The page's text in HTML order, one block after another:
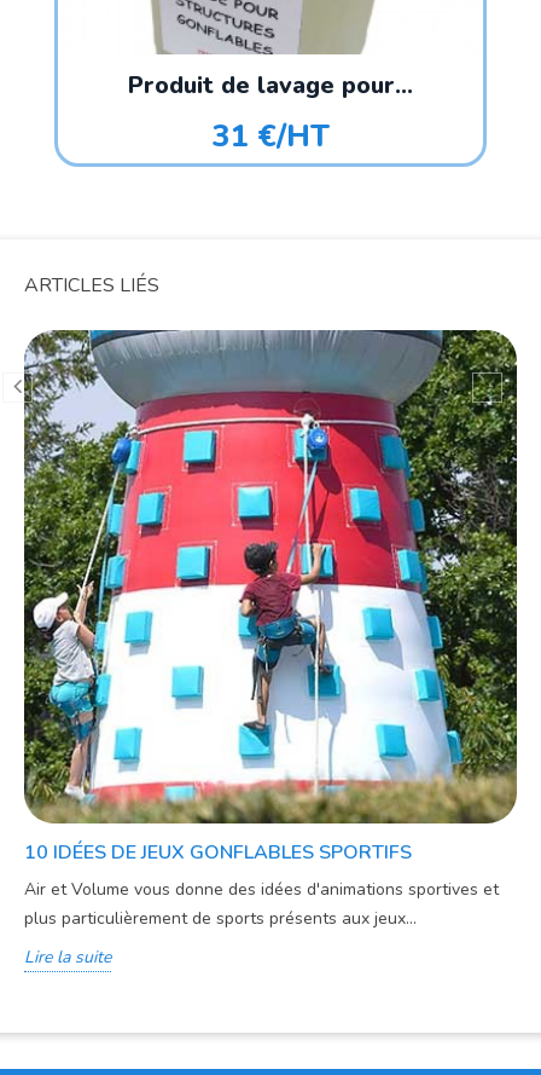
Produit de lavage pour...
31 €/HT
ARTICLES LIÉS
10 IDÉES DE JEUX GONFLABLES SPORTIFS
Air et Volume vous donne des idées d'animations sportives et
plus particulièrement de sports présents aux jeux...
Lire la suite